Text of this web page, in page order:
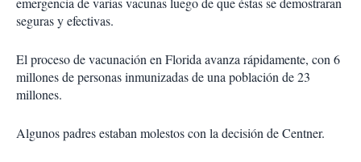
seguras y efectivas.
El proceso de vacunación en Florida avanza rápidamente, con 6
millones de personas inmunizadas de una población de 23
millones.
Algunos padres estaban molestos con la decisión de Centner.